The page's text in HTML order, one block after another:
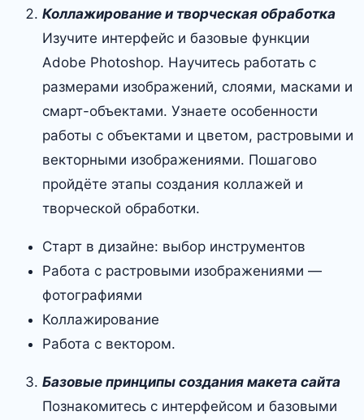
Коллажирование и творческая обработка
Изучите интерфейс и базовые функции
Adobe Photoshop. Научитесь работать с
размерами изображений, слоями, масками и
смарт-объектами. Узнаете особенности
работы с объектами и цветом, растровыми и
векторными изображениями. Пошагово
пройдёте этапы создания коллажей и
творческой обработки.
Старт в дизайне: выбор инструментов
Работа с растровыми изображениями —
фотографиями
Коллажирование
Работа с вектором.
Базовые принципы создания макета сайта
Познакомитесь с интерфейсом и базовыми